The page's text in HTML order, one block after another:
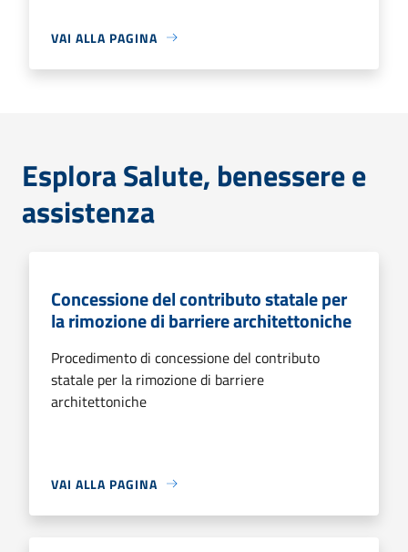
VAI ALLA PAGINA
Esplora Salute, benessere e
assistenza
Concessione del contributo statale per
la rimozione di barriere architettoniche
Procedimento di concessione del contributo
statale per la rimozione di barriere
architettoniche
VAI ALLA PAGINA